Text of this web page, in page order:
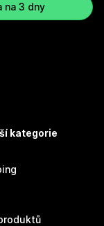
na 3 dny
kategorie